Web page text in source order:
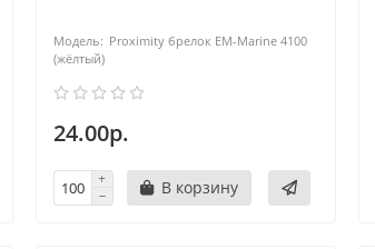
Proximity брелок EM-Marine 4100
(жёлтый)
24.00р.
В корзину